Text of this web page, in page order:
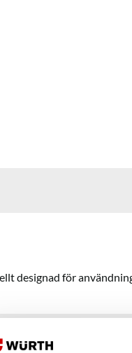
designad för